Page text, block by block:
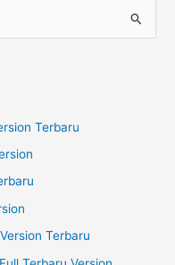
Terbaru
Terbaru